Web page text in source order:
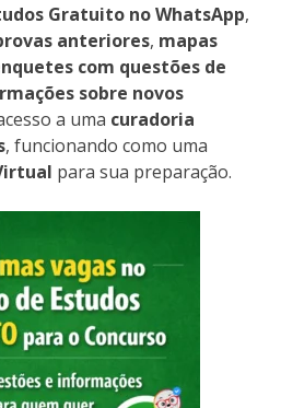
Gratuito no WhatsApp,
anteriores, mapas
com questões de
sobre novos
a uma curadoria
, funcionando como uma
para sua preparação.